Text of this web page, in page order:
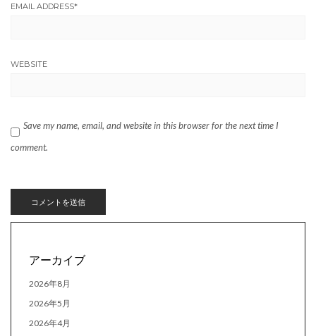
EMAIL ADDRESS*
WEBSITE
Save my name, email, and website in this browser for the next time I
comment.
アーカイブ
2026年8月
2026年5月
2026年4月